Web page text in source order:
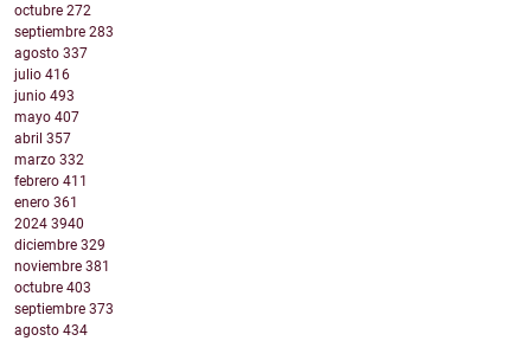
octubre 272
septiembre 283
agosto 337
julio 416
junio 493
mayo 407
abril 357
marzo 332
febrero 411
enero 361
2024 3940
diciembre 329
noviembre 381
octubre 403
septiembre 373
agosto 434